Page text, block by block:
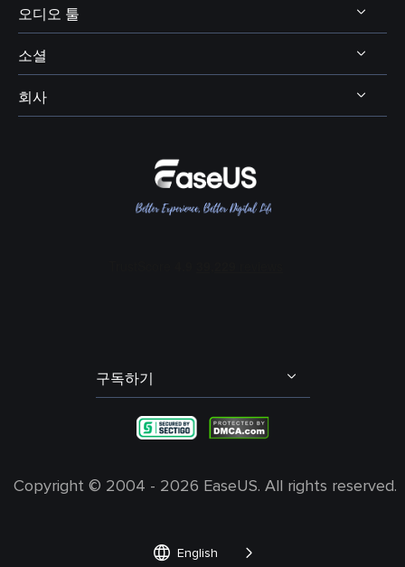
디스코드 보이스 체인저
OBS 보이스 체인저
여성 목소리 보이스 체인저
콜 오브 듀티 보이스 체인저
비디오 에디터
비디오킷
온라인 비디오 다운로더
온라인 보이스 체인저
AI 목소리 및 음향 효과
오디오 툴
보이스 웨이브
보컬 리무버
메인 보컬 및 코러스 분리
발로란트 보이스 체인저
그린치 보이스 체인저
소셜

회사
불편 사항 및 피드백
구독하기
Copyright © 2004 - 2026 EaseUS. All rights reserved.
 English 